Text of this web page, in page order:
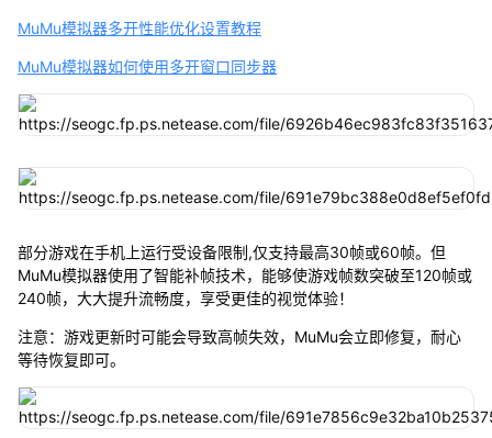
MuMu模拟器多开性能优化设置教程
MuMu模拟器如何使用多开窗口同步器
部分游戏在手机上运行受设备限制,仅支持最高30帧或60帧。但
MuMu模拟器使用了智能补帧技术，能够使游戏帧数突破至120帧或
240帧，大大提升流畅度，享受更佳的视觉体验！
注意：游戏更新时可能会导致高帧失效，MuMu会立即修复，耐心
等待恢复即可。